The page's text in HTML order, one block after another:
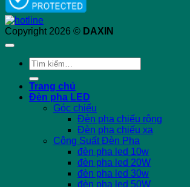
Copyright 2026 © DAXIN
Tìm
kiếm:
Trang chủ
Đèn pha LED
Góc chiếu
Đèn pha chiếu rộng
Đèn pha chiếu xa
Công Suất Đèn Pha
đèn pha led 10w
đèn pha led 20W
đèn pha led 30w
đèn pha led 50W